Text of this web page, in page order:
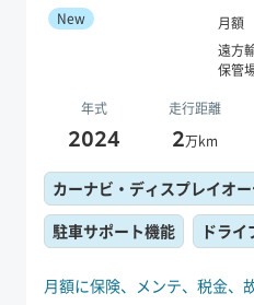
New 月額
遠方
保管
年式 走行距離
2024 2万km
月額に保険、 メンテ、 税金、
カーナビ・ディスプレイオ
駐車サポート機能
ドライ